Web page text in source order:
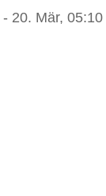
- 20. Mär, 05:10